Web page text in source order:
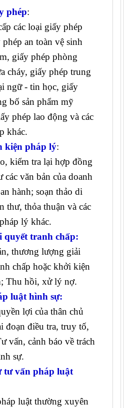
phép:
các loại giấy phép
an toàn vệ sinh
giấy phép phòng
cháy, giấy phép trung
ngữ - tin học, giấy
bố sản phẩm mỹ
phép lao động và các
khác.
kiện pháp lý:
kiểm tra lại hợp đồng
các văn bản của doanh
hành; soạn thảo di
thư, thỏa thuận và các
lý khác.
quyết tranh chấp:
thương lượng giải
chấp hoặc khởi kiện
Thu hồi, xử lý nợ.
luật hình sự:
lợi của thân chủ
đoạn điều tra, truy tố,
vấn, cảnh báo về trách
sự.
tư vấn pháp luật
luật thường xuyên